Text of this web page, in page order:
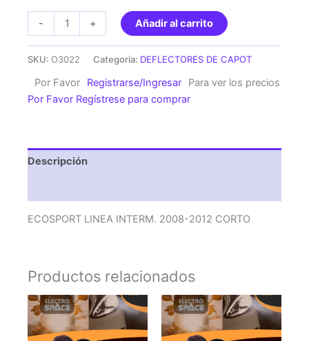
-
ECOSPORT
LINEA
2012
CORTO
+ Añadir al carrito
SKU: O3022 Categoría: DEFLECTORES DE CAPOT
Por Favor Registrarse/Ingresar
Para ver los precios
Por Favor Regístrese para comprar
Descripción
ECOSPORT LINEA INTERM. 2008-2012 CORTO
Productos relacionados